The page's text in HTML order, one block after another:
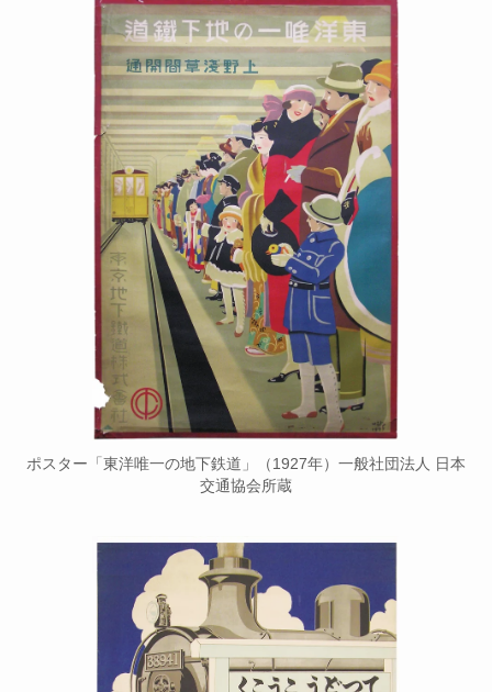
ポスター「東洋唯一の地下鉄道」（1927年）一般社団法人 日本
交通協会所蔵